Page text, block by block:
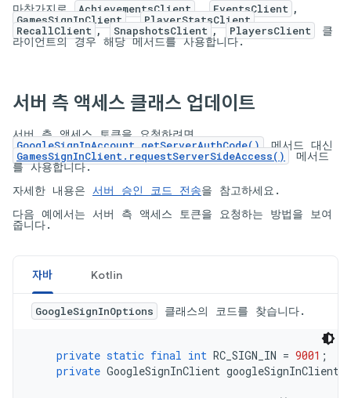
마찬가지로 AchievementsClient , EventsClient ,
GamesSignInClient , PlayerStatsClient ,
RecallClient , SnapshotsClient , PlayersClient 클
라이언트의 경우 해당 메서드를 사용합니다.
서버 측 액세스 클래스 업데이트
서버 측 액세스 토큰을 요청하려면
GoogleSignInAccount.getServerAuthCode() 메서드 대신
GamesSignInClient.requestServerSideAccess() 메서드
를 사용합니다.
자세한 내용은 서버 승인 코드 전송을 참고하세요.
다음 예에서는 서버 측 액세스 토큰을 요청하는 방법을 보여
줍니다.
자바 Kotlin
GoogleSignInOptions 클래스의 코드를 찾습니다.
private static final int RC_SIGN_IN = 9001 ;
private GoogleSignInClient googleSignInClient